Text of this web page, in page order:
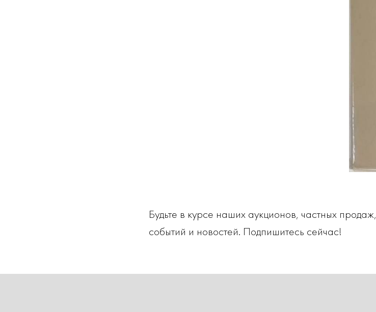
Будьте в курсе наших аукционов, частных продаж,
событий и новостей. Подпишитесь сейчас!